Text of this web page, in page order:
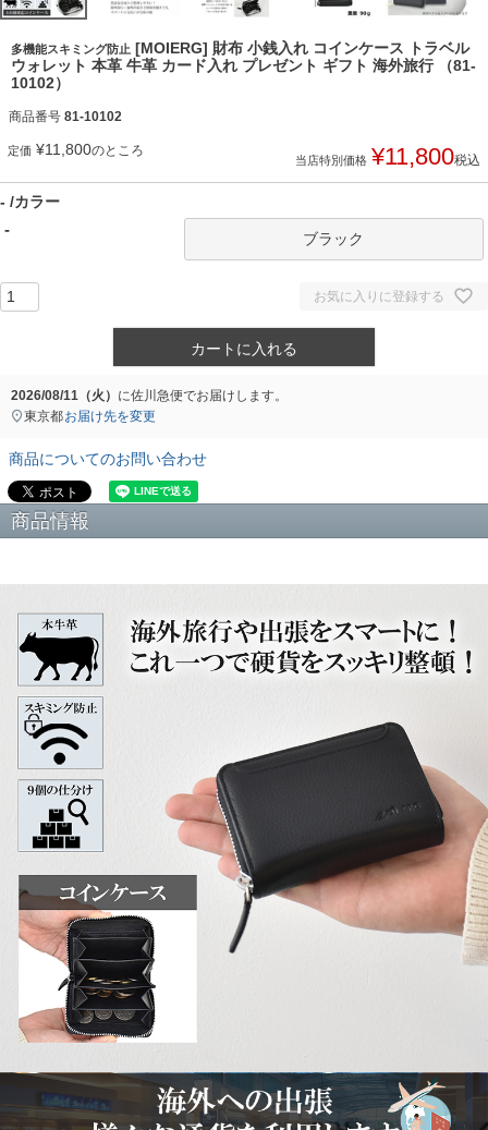
多機能スキミング防止 [MOIERG] 財布 小銭入れ コインケース トラベル
ウォレット 本革 牛革 カード入れ プレゼント ギフト 海外旅行 （81-
10102）
商品番号 81-10102
定価 ¥11,800のところ
当店特別価格 ¥11,800税込
- カラー
- ブラック
お気に入りに登録する
カートに入れる
2026/08/11（火） に佐川急便でお届けします。
東京都お届け先を変更
商品についてのお問い合わせ
商品情報